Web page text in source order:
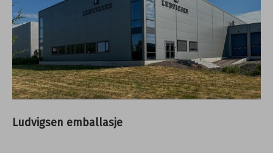
Ludvigsen emballasje